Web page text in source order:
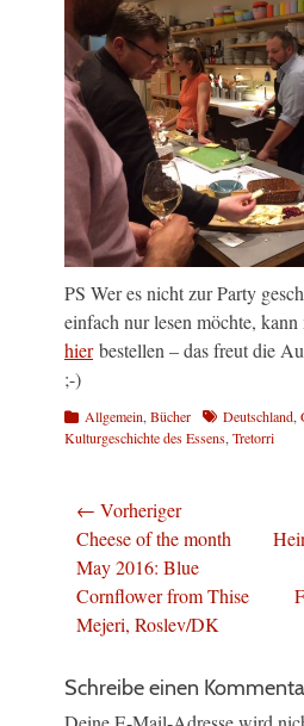
PS Wer es nicht zur Party
einfach nur lesen möchte,
hierbestellen – das freut die
;-)
Kategorien
Allgemein,Bücher Schlagworte
Deutschland,
Kulturgeschichte des Essens,Tretorri
Beitragsnavigation
← Vorheriger
Vorheriger
Beitrag:
Cheese of the month
May 2016: Blue
Cornflower from Thise
Mejeri, Roslev/DK
Schreibe einen